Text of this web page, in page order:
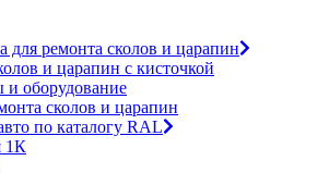
для ремонта сколов и царапин
и царапин с кисточкой
и оборудование
сколов и царапин
по каталогу RAL
1К